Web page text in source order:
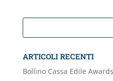
ARTICOLI RECENTI
Bollino Cassa Edile